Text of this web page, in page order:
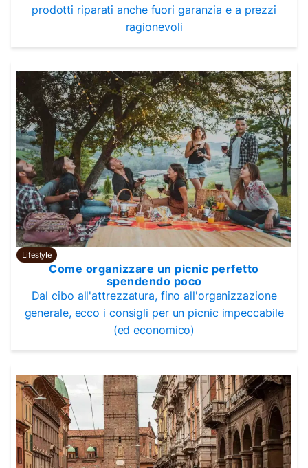
prodotti riparati anche fuori garanzia e a prezzi
ragionevoli
Lifestyle
Come organizzare un picnic perfetto
spendendo poco
Dal cibo all'attrezzatura, fino all'organizzazione
generale, ecco i consigli per un picnic impeccabile
(ed economico)